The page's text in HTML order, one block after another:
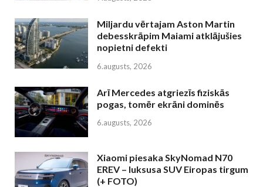
Miljardu vērtajam Aston Martin
debesskrāpim Maiami atklājušies
nopietni defekti
6.augusts, 2026
Arī Mercedes atgriezīs fiziskās
pogas, tomēr ekrāni dominēs
6.augusts, 2026
Xiaomi piesaka SkyNomad N70
EREV – luksusa SUV Eiropas tirgum
(+ FOTO)